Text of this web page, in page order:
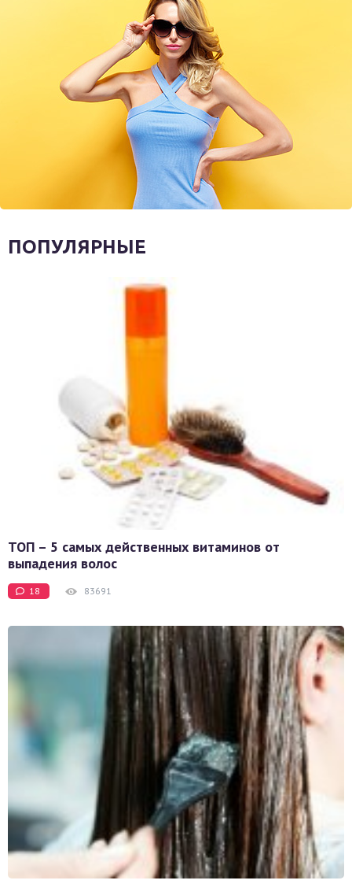
ПОПУЛЯРНЫЕ
ТОП – 5 самых действенных витаминов от
выпадения волос
18 83691